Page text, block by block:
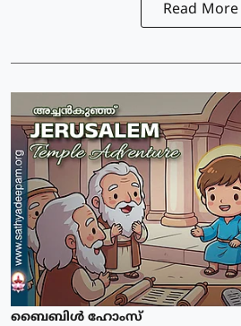
Read More
ബൈബിൾ ഹോംസ്